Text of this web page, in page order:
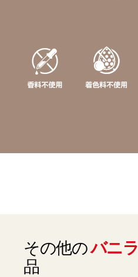
その他のバニラ
品